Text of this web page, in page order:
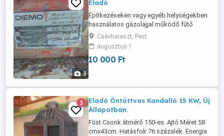
3
Eladó
Építkezéseken vagy egyéb helységekben
használatos gázolajjal működő fűtő
berendezés. Javításra felújításra szorul
vagy alkatrésznek vagy olajos tartálynak
Eladó
Csévharaszt, Pest
augusztus 1
10 000 Ft
3
Eladó Öntöttvas Kandalló 15 KW, Új
Állapotban.
Füst Csonk átmérő 150-es. Ajtó Méret 58
cmx43cm. Hatásfok 76 százalék. Energia